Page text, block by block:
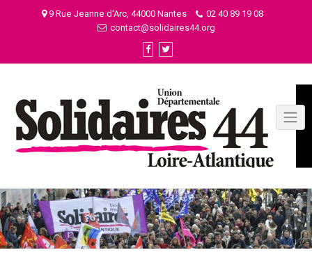
9 Rue Jeanne d'Arc, 44000 Nantes
02 40 89 19 08
contact@solidaires44.org